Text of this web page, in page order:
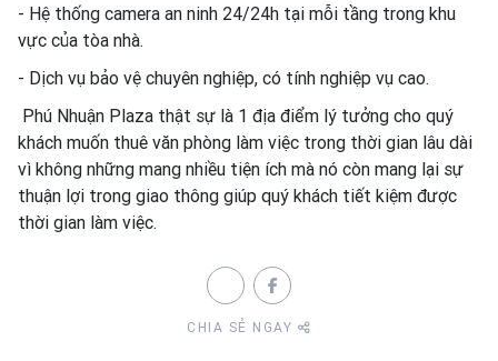
- Hệ thống camera an ninh 24/24h tại mỗi tầng trong khu
vực của tòa nhà.
- Dịch vụ bảo vệ chuyên nghiệp, có tính nghiệp vụ cao.
Phú Nhuận Plaza thật sự là 1 địa điểm lý tưởng cho quý
khách muốn thuê văn phòng làm việc trong thời gian lâu dài
vì không những mang nhiều tiện ích mà nó còn mang lại sự
thuận lợi trong giao thông giúp quý khách tiết kiệm được
thời gian làm việc.
CHIA SẺ NGAY